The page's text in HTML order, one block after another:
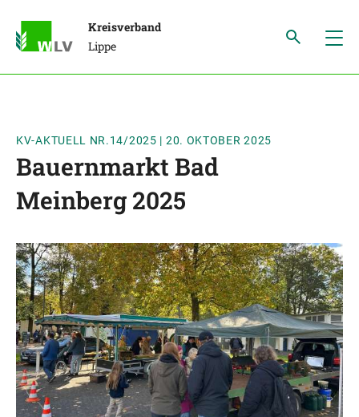
Kreisverband
Lippe
KV-AKTUELL NR.14/2025 | 20. OKTOBER 2025
Bauernmarkt Bad
Meinberg 2025